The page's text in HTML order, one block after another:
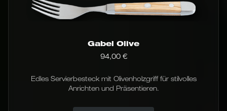
Gabel Olive
94,00 €
Edles Servierbesteck mit Olivenholzgriff für stilvolles
Anrichten und Präsentieren.